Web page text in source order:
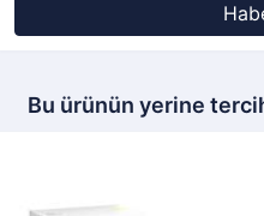
Bu ürünün yerine